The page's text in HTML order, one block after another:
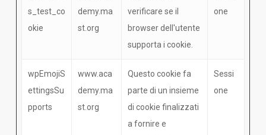
s_test_co
okie
demy.ma
st.org
verificare se il
browser dell'utente
supporta i cookie.
one
wpEmojiS
ettingsSu
pports
www.aca
demy.ma
st.org
Questo cookie fa
parte di un insieme
di cookie finalizzati
a fornire e
Sessi
one